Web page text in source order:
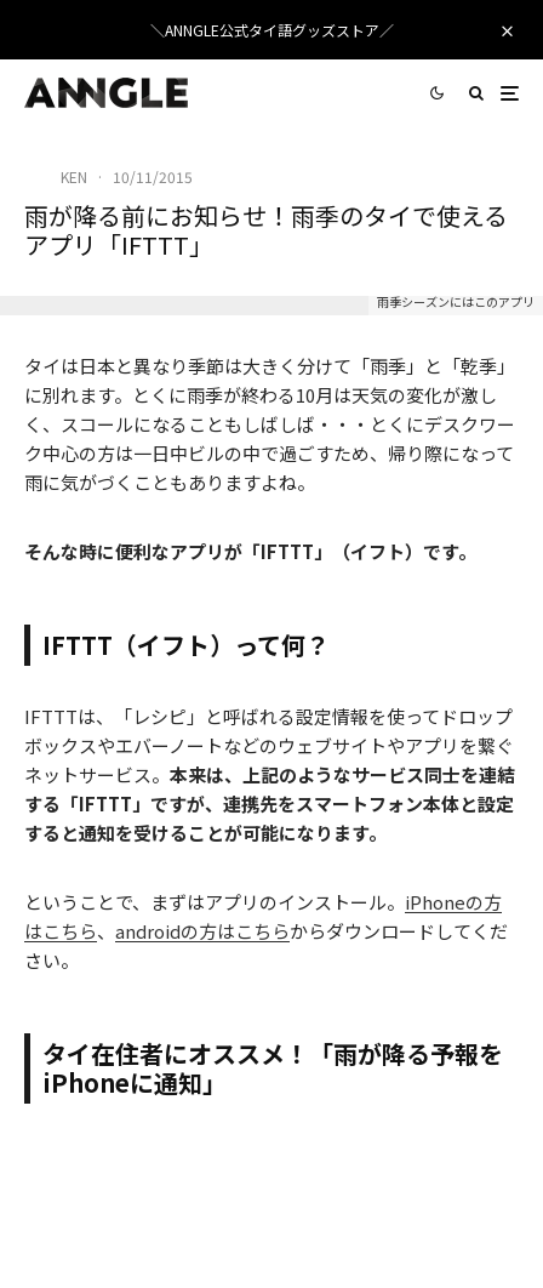
＼ANNGLE公式タイ語グッズストア／
KEN · 10/11/2015
雨が降る前にお知らせ！雨季のタイで使える
アプリ「IFTTT」
雨季シーズンにはこのアプリ
タイは日本と異なり季節は大きく分けて「雨季」と「乾季」
に別れます。とくに雨季が終わる10月は天気の変化が激し
く、スコールになることもしばしば・・・とくにデスクワー
ク中心の方は一日中ビルの中で過ごすため、帰り際になって
雨に気がづくこともありますよね。
そんな時に便利なアプリが「IFTTT」（イフト）です。
IFTTT（イフト）って何？
IFTTTは、「レシピ」と呼ばれる設定情報を使ってドロップ
ボックスやエバーノートなどのウェブサイトやアプリを繋ぐ
ネットサービス。 本来は、上記のようなサービス同士を連結
する「IFTTT」ですが、連携先をスマートフォン本体と設定
すると通知を受けることが可能になります。
ということで、まずはアプリのインストール。 iPhoneの方
はこちら、 androidの方はこちらからダウンロードしてくだ
さい。
タイ在住者にオススメ！「雨が降る予報を
iPhoneに通知」